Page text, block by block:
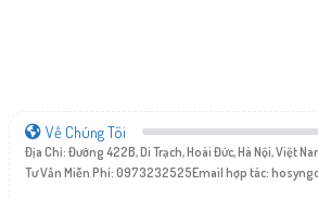
Về Chúng Tôi
Địa Chỉ: Đường 422B, Di Trạch, Hoài Đức, Hà Nội, Việt
Tư Vấn Miễn Phí: 0973232525Email hợp tác: